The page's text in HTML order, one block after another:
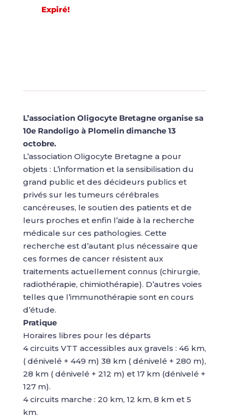
Expiré!
L’association Oligocyte Bretagne organise sa
10e Randoligo à Plomelin dimanche 13
octobre.
L’association Oligocyte Bretagne a pour
objets : L’information et la sensibilisation du
grand public et des décideurs publics et
privés sur les tumeurs cérébrales
cancéreuses, le soutien des patients et de
leurs proches et enfin l’aide à la recherche
médicale sur ces pathologies. Cette
recherche est d’autant plus nécessaire que
ces formes de cancer résistent aux
traitements actuellement connus (chirurgie,
radiothérapie, chimiothérapie). D’autres voies
telles que l’immunothérapie sont en cours
d’étude.
Pratique
Horaires libres pour les départs
4 circuits VTT accessibles aux gravels : 46 km,
( dénivelé + 449 m) 38 km ( dénivelé + 280 m),
28 km ( dénivelé + 212 m) et 17 km (dénivelé +
127 m).
4 circuits marche : 20 km, 12 km, 8 km et 5
km.